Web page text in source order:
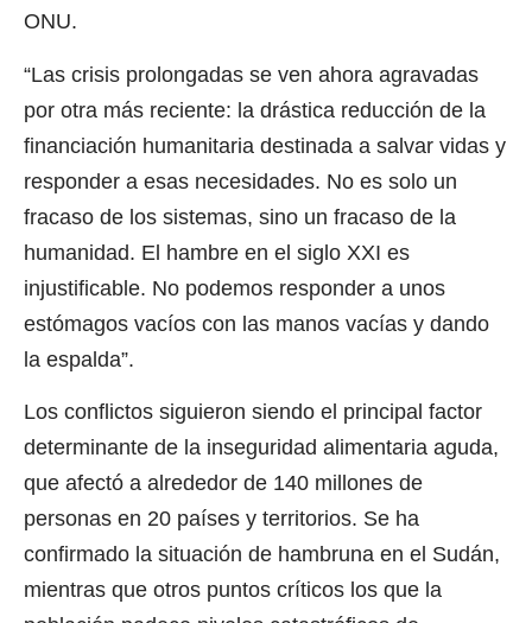
ONU.
“Las crisis prolongadas se ven ahora agravadas
por otra más reciente: la drástica reducción de la
financiación humanitaria destinada a salvar vidas y
responder a esas necesidades. No es solo un
fracaso de los sistemas, sino un fracaso de la
humanidad. El hambre en el siglo XXI es
injustificable. No podemos responder a unos
estómagos vacíos con las manos vacías y dando
la espalda”.
Los conflictos siguieron siendo el principal factor
determinante de la inseguridad alimentaria aguda,
que afectó a alrededor de 140 millones de
personas en 20 países y territorios. Se ha
confirmado la situación de hambruna en el Sudán,
mientras que otros puntos críticos los que la